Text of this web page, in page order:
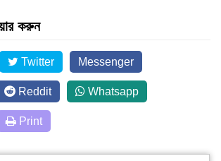
করুন
Twitter Messenger
Reddit Whatsapp
Print